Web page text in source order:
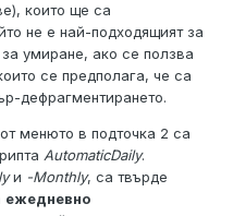
които ще са
не е най-подходящият за
умиране, ако се ползва
се предполага, че са
дефрагментирането.
менюто в подточка 2 са
AutomaticDaily.
и -Monthly, са твърде
ежедневно